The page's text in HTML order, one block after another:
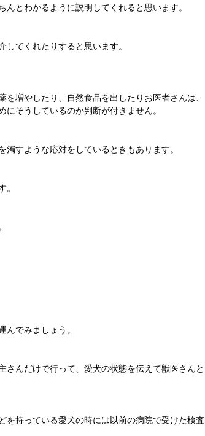
とわかるように説明してくれると思います。
してくれたりすると思います。
増やしたり、自然食品を出したりお医者さんは、
そうしているのか判断が付きません。
すような応対をしているときもあります。
。
んでみましょう。
んだけで行って、愛犬の状態を伝えて獣医さんと
を持っている愛犬の時には以前の病院で受けた検査